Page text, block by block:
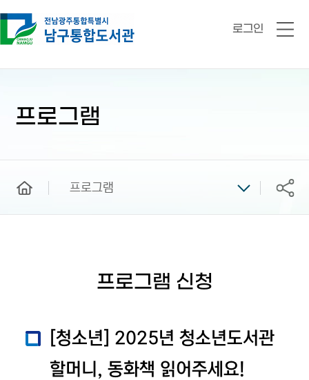
로그인
전
프로그램
프로그램 공유
프로그램 신청
[청소년] 2025년 청소년도서관
할머니, 동화책 읽어주세요!